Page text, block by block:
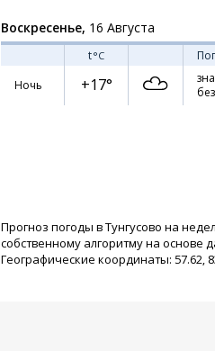
Воскресенье, 16 Августа
t°C
Ночь
+17°
Прогноз погоды в Тунгусово на
собственному алгоритму на основе
Географические координаты: 57.62,